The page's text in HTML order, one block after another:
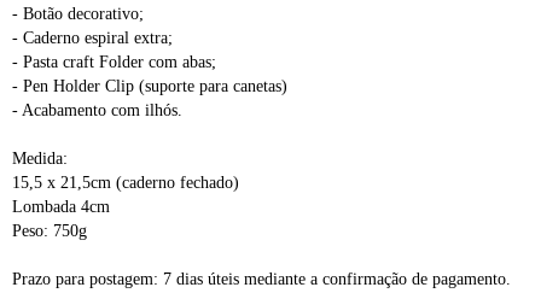
- Botão decorativo;
- Caderno espiral extra;
- Pasta craft Folder com abas;
- Pen Holder Clip (suporte para canetas)
- Acabamento com ilhós.
Medida:
15,5 x 21,5cm (caderno fechado)
Lombada 4cm
Peso: 750g
Prazo para postagem: 7 dias úteis mediante a confirmação de pagamento.